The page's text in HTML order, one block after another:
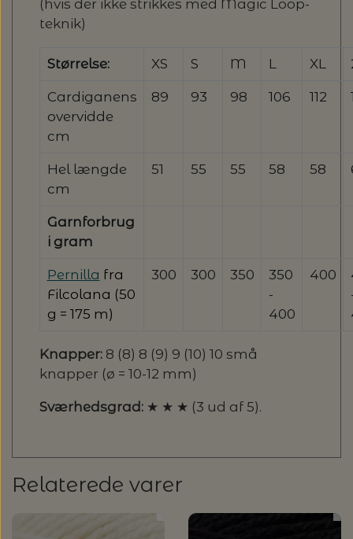
(hvis der ikke strikkes med Magic Loop-
teknik)
Størrelse: XS S M L XL
Cardiganens
overvidde
cm
89 93 98 106 112
Hel længde
cm
51 55 55 58 58
Garnforbrug
i gram
Pernilla fra
Filcolana (50
g = 175 m)
300 300 350
350
-
400
400
Knapper: 8 (8) 8 (9) 9 (10) 10 små
knapper (ø = 10-12 mm)
Sværhedsgrad: ★ ★ ★ (3 ud af 5).
Relaterede varer